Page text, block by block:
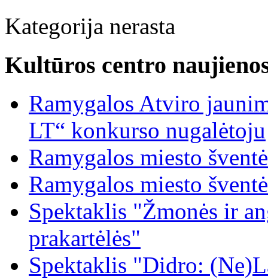
Kategorija nerasta
Kultūros centro
Ramygalos Atviro
LT“ konkurso nugalėtoju
Ramygalos miesto šventė
Ramygalos miesto šventė
Spektaklis "Žmonės ir
prakartėlės"
Spektaklis "Didro: